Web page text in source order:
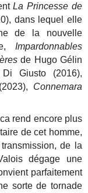
La Princesse de
dans lequel elle
de la nouvelle
Impardonnables
de Hugo Gélin
Giusto (2016),
Connemara
rend encore plus
de cet homme,
de la
dégage une
parfaitement
sorte de tornade